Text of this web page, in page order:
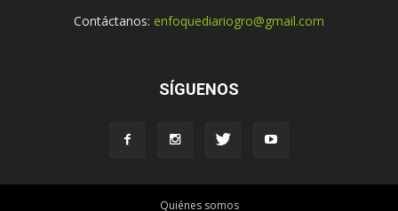
Contáctanos: enfoquediariogro@gmail.com
SÍGUENOS
Quiénes somos